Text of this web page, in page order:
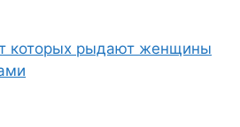
которых рыдают женщины